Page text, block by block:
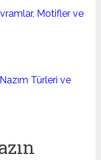
Motifler ve
Türleri ve